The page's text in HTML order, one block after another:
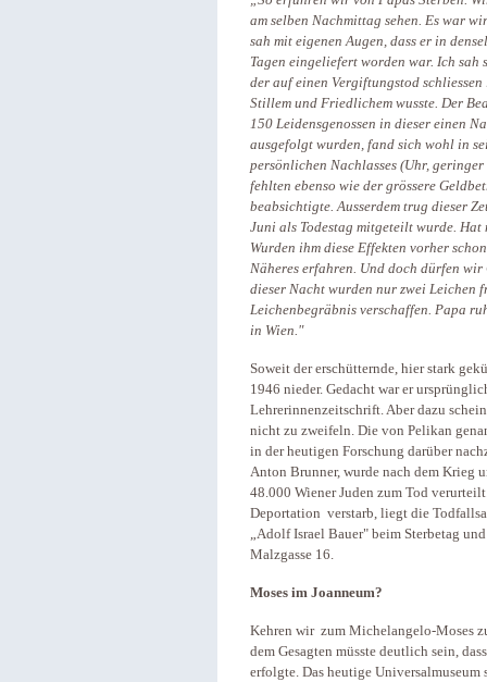
am selben Nachmittag sehen. Es war
sah mit eigenen Augen, dass er in
Tagen eingeliefert worden war. Ich sah
der auf einen Vergiftungstod
Stillem und Friedlichem wusste. Der
150 Leidensgenossen in dieser einen
ausgefolgt wurden, fand sich wohl in
persönlichen Nachlasses (Uhr,
fehlten ebenso wie der grössere
beabsichtigte. Ausserdem trug dieser
Juni als Todestag mitgeteilt wurde. Hat
Wurden ihm diese Effekten vorher
Näheres erfahren. Und doch dürfen wir
dieser Nacht wurden nur zwei Leichen
Leichenbegräbnis verschaffen. Papa
in Wien."
Soweit der erschütternde, hier stark
1946 nieder. Gedacht war er
Lehrerinnenzeitschrift. Aber dazu
nicht zu zweifeln. Die von Pelikan
in der heutigen Forschung darüber
Anton Brunner, wurde nach dem Krieg
48.000 Wiener Juden zum Tod
Deportation verstarb, liegt die
„Adolf Israel Bauer" beim Sterbetag
Malzgasse 16.
Moses im Joanneum?
Kehren wir zum Michelangelo-Moses
dem Gesagten müsste deutlich sein,
erfolgte. Das heutige